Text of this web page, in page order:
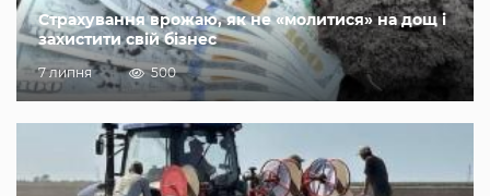
Страхування врожаю, як не «молитися» на дощ і
захистити свій бізнес
7 липня 500